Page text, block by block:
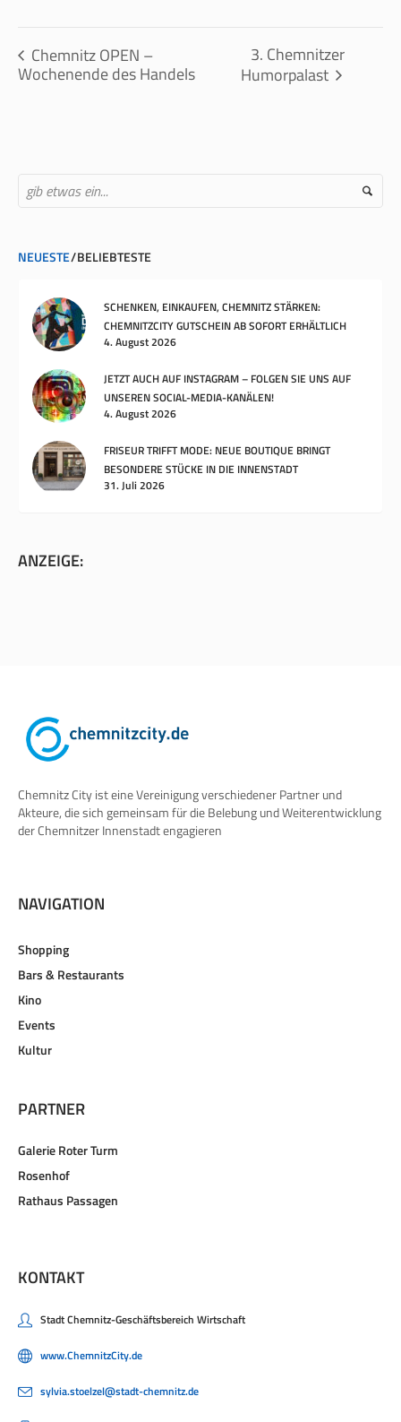
Chemnitz OPEN –
Wochenende des Handels
3. Chemnitzer
Humorpalast
NEUESTE BELIEBTESTE
SCHENKEN, EINKAUFEN, CHEMNITZ STÄRKEN:
CHEMNITZCITY GUTSCHEIN AB SOFORT ERHÄLTLICH
4. August 2026
JETZT AUCH AUF INSTAGRAM – FOLGEN SIE UNS AUF
UNSEREN SOCIAL-MEDIA-KANÄLEN!
4. August 2026
FRISEUR TRIFFT MODE: NEUE BOUTIQUE BRINGT
BESONDERE STÜCKE IN DIE INNENSTADT
31. Juli 2026
ANZEIGE:
Chemnitz City ist eine Vereinigung verschiedener Partner und
Akteure, die sich gemeinsam für die Belebung und Weiterentwicklung
der Chemnitzer Innenstadt engagieren
NAVIGATION
Shopping
Bars & Restaurants
Kino
Events
Kultur
PARTNER
Galerie Roter Turm
Rosenhof
Rathaus Passagen
KONTAKT
Stadt Chemnitz-Geschäftsbereich Wirtschaft
www.ChemnitzCity.de
sylvia.stoelzel@stadt-chemnitz.de